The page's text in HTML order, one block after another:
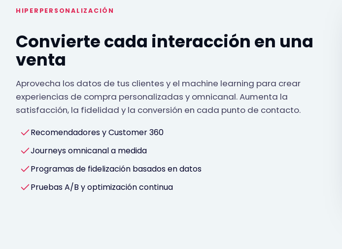
HIPERPERSONALIZACIÓN
Convierte cada interacción en una
venta
Aprovecha los datos de tus clientes y el machine learning para crear
experiencias de compra personalizadas y omnicanal. Aumenta la
satisfacción, la fidelidad y la conversión en cada punto de contacto.
Recomendadores y Customer 360
Journeys omnicanal a medida
Programas de fidelización basados en datos
Pruebas A/B y optimización continua